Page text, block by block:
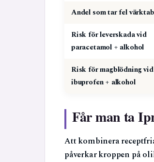
Andel som tar fel
Risk för leverskada vid
paracetamol + alkohol
Risk för magblödning vid
ibuprofen + alkohol
Får man ta
Att kombinera
påverkar kroppen på